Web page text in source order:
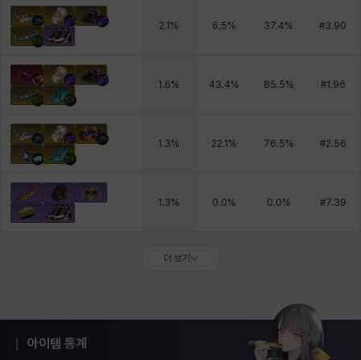
2.1 % 6.5% 37.4% #3.90
1.6% 43.4% 85.5% #1.96
1.3% 22.1 % 76.5% #2.56
1.3% 0.0% 0.0% #7.39
더 보기
아이템 통계